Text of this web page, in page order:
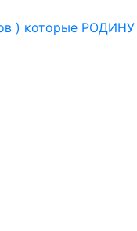
) которые